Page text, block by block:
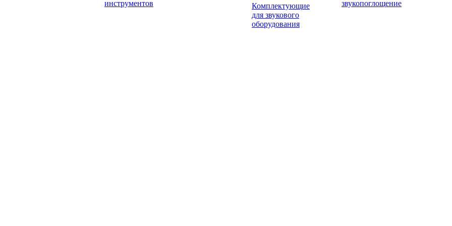
инструментов
Комплектующие
для звукового
оборудования
звукопоглощение